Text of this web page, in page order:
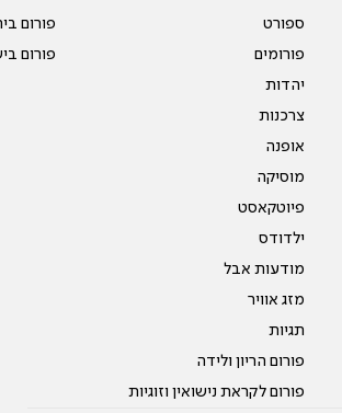
ספורט
פורומים
יהדות
צרכנות
אופנה
מוסיקה
פיוטקאסט
ילדודס
מודעות אבל
מזג אוויר
תגיות
פורום הריון ולידה
פורום לקראת נישואין וזוגיות
פורום
פורום